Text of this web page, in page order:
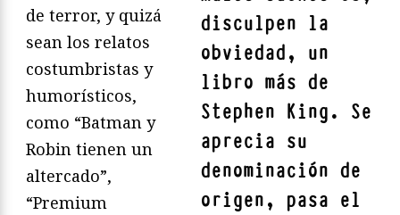
disculpen la
obviedad, un
libro más de
Stephen King. Se
aprecia su
denominación de
origen, pasa el
de terror, y quizá
sean los relatos
costumbristas y
humorísticos,
como “Batman y
Robin tienen un
altercado”,
“Premium